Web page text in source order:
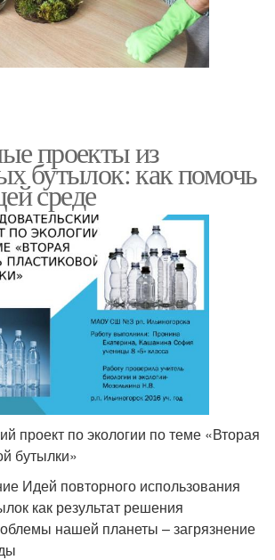
проекты из
бутылок: как помочь
среде
проект по экологии по теме «Вторая
бутылки»
Идей повторного использования
как результат решения
нашей планеты – загрязнение